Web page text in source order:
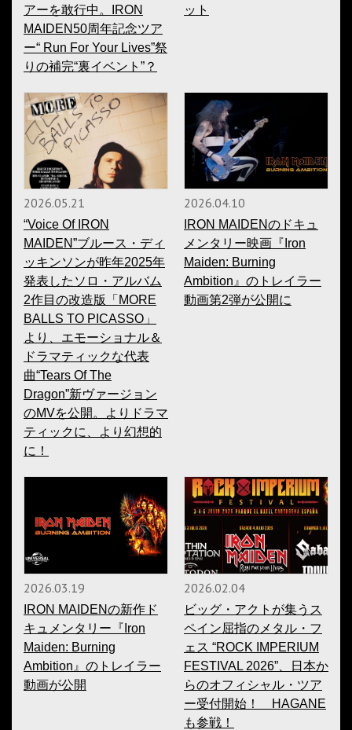
アーを敢行中。IRON
MAIDEN50周年記念ツア
ー“ Run For Your Lives”祭
りの補完“裏イベント”？
ット
2026.05.21
“Voice Of IRON
MAIDEN”ブルース・ディ
ッキンソンが昨年2025年
発表したソロ・アルバム
2作目の改造版「MORE
BALLS TO PICASSO」
より、エモーショナル＆
ドラマティックな代表
曲“Tears Of The
Dragon”新ヴァージョン
のMVを公開。よりドラマ
ティックに、より幻想的
に！
2026.04.10
IRON MAIDENのドキュ
メンタリー映画『Iron
Maiden: Burning
Ambition』のトレイラー
動画第2弾が公開に
2026.03.19
IRON MAIDENの新作ド
キュメンタリー『Iron
Maiden: Burning
Ambition』のトレイラー
動画が公開
2026.02.04
ビッグ・アクトが集うス
ペイン屈指のメタル・フ
ェス “ROCK IMPERIUM
FESTIVAL 2026”、日本か
らのオフィシャル・ツア
ー受付開始！ HAGANE
も参戦！